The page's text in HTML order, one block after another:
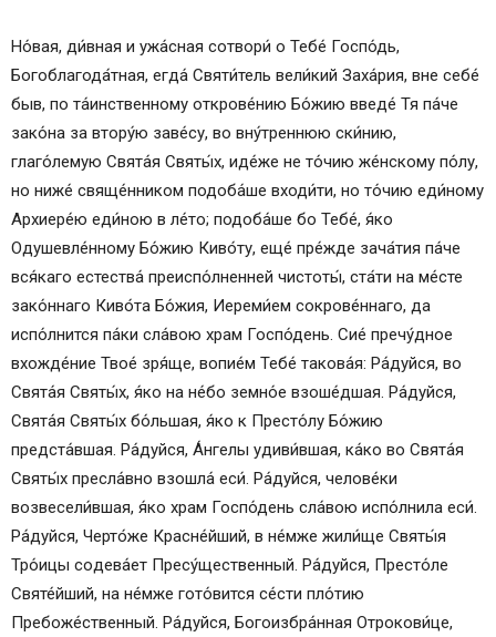
Но́вая, ди́в­ная и ужа́сная со­тво­ри́ о Те­бе́ Гос­по́дь,
Богоблагода́тная, ег­да́ Святи́тель ве­ли́­кий Заха́рия, вне се­бе́
быв, по та́инственному открове́нию Бо́­жию введе́ Тя па́­че
зако́на за втору́ю заве́су, во вну́треннюю ски́нию,
глаго́лемую Свя­та́я Свя­ты́х, иде́­же не то́­чию же́нскому по́лу,
но ни­же́ свяще́нником подоба́ше входи́ти, но то́­чию еди́­но­му
Архиере́ю еди́ною в ле́то; подоба́ше бо Те­бе́, я́ко
Одушевле́нному Бо́­жию Киво́ту, еще́ пре́ж­де зача́тия па́­че
вся́­ка­го ес­тест­ва́ преиспо́лненней чис­то­ты́, ста́ти на ме́сте
зако́ннаго Киво́та Бо́­жия, Иереми́ем сокрове́ннаго, да
испо́лнится па́­ки сла́­вою храм Госпо́день. Сие́ пречу́дное
вхожде́ние Твое́ зря́ще, во­пи­е́м Те­бе́ та­ко­ва́я: Ра́­дуй­ся, во
Свя­та́я Свя­ты́х, я́ко на не́­бо земно́е взоше́дшая. Ра́­дуй­ся,
Свя­та́я Свя­ты́х бо́льшая, я́ко к Пре­сто́­лу Бо́­жию
предста́вшая. Ра́­дуй­ся, А́н­ге­лы удиви́вшая, ка́­ко во Свя­та́я
Свя­ты́х пресла́вно взошла́ еси́. Ра́­дуй­ся, че­ло­ве́­ки
возвесели́вшая, я́ко храм Госпо́день сла́­вою испо́лнила еси́.
Ра́­дуй­ся, Черто́же Красне́йший, в не́м­же жи­ли́­ще Свя­ты́я
Тро́ицы со­де­ва́­ет Пресу́щественный. Ра́­дуй­ся, Престо́ле
Святе́йший, на не́м­же гото́вится се́сти пло́­тию
Пребоже́ственный. Ра́­дуй­ся, Бо­го­из­бра́н­ная От­ро­ко­ви́­це,